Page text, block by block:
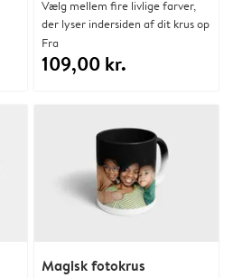
Vælg mellem fire livlige farver,
der lyser indersiden af dit krus op
Fra
109,00 kr.
Magisk fotokrus